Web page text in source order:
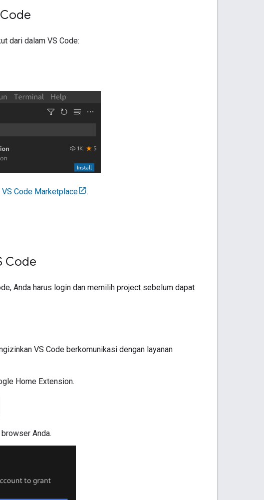
dari dalam VS Code:
VS Code Marketplace .
Code
Anda harus login dan memilih project sebelum dapat
VS Code berkomunikasi dengan layanan
Home Extension.
Anda.